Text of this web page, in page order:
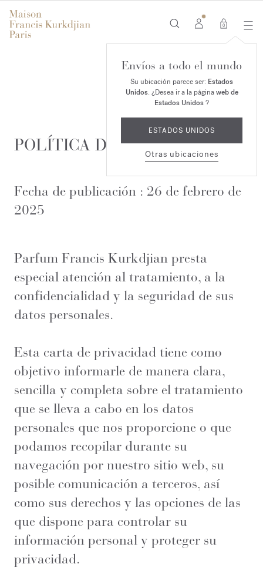
0
Envíos a todo el mundo
Su ubicación parece ser: Estados
Unidos. ¿Desea ir a la páginaweb de
Estados Unidos?
ESTADOS UNIDOS
Otras ubicaciones
POLÍTICA DE PRIVACIDAD
Fecha de publicación : 26 de febrero de
2025
Parfum Francis Kurkdjian presta
especial atención al tratamiento, a la
confidencialidad y la seguridad de sus
datos personales.
Esta carta de privacidad tiene como
objetivo informarle de manera clara,
sencilla y completa sobre el tratamiento
que se lleva a cabo en los datos
personales que nos proporcione o que
podamos recopilar durante su
navegación por nuestro sitio web, su
posible comunicación a terceros, así
como sus derechos y las opciones de las
que dispone para controlar su
información personal y proteger su
privacidad.